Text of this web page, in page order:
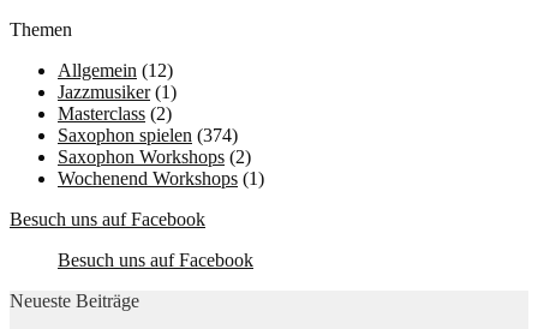
Themen
Allgemein (12)
Jazzmusiker(1)
Masterclass (2)
Saxophon spielen (374)
Saxophon Workshops (2)
Wochenend Workshops (1)
Besuch uns auf Facebook
Besuch uns auf Facebook
Neueste Beiträge